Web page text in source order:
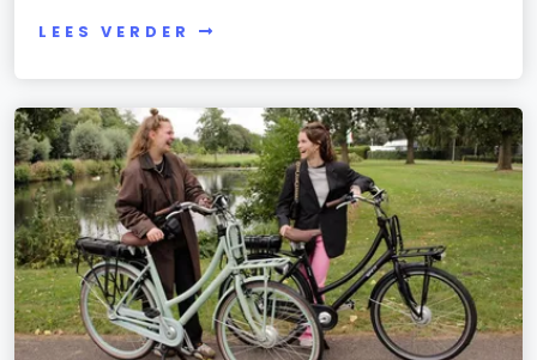
LEES VERDER